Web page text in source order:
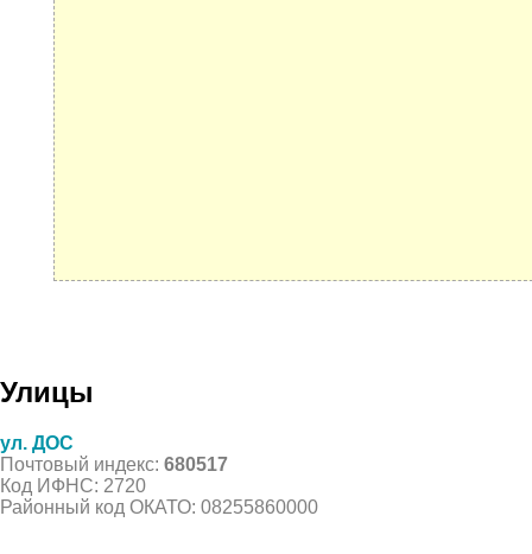
Улицы
ул. ДОС
Почтовый индекс: 680517
Код ИФНС: 2720
Районный код ОКАТО: 08255860000